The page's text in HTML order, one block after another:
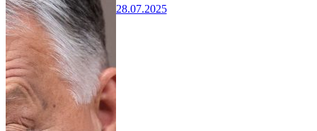
28.07.2025